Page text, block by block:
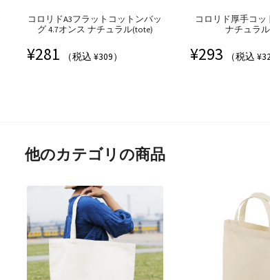
コロリドA3フラットコットンバッ
グ 4.7オンス ナチュラル(tote)
¥281 （税込 ¥309）
コロリド厚手コッ
ナチュラ
¥293 （税込
他のカテゴリの商品